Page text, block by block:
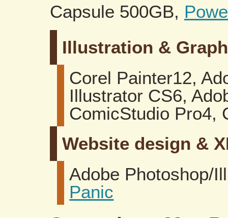
Capsule 500GB,
Illustration &
Corel Painter12,
Illustrator CS6,
ComicStudio Pro4,
Website design &
Adobe Photoshop/
Panic